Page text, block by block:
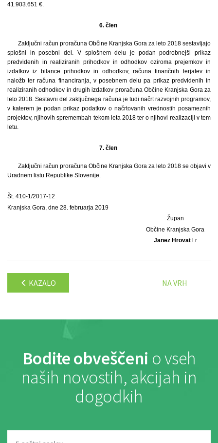
41.903.651 €.
6. člen
Zaključni račun proračuna Občine Kranjska Gora za leto 2018 sestavljajo
splošni in posebni del. V splošnem delu je podan podrobnejši prikaz
predvidenih in realiziranih prihodkov in odhodkov oziroma prejemkov in
izdatkov iz bilance prihodkov in odhodkov, računa finančnih terjatev in
naložb ter računa financiranja, v posebnem delu pa prikaz predvidenih in
realiziranih odhodkov in drugih izdatkov proračuna Občine Kranjska Gora za
leto 2018. Sestavni del zaključnega računa je tudi načrt razvojnih programov,
v katerem je podan prikaz podatkov o načrtovanih vrednostih posameznih
projektov, njihovih spremembah tekom leta 2018 ter o njihovi realizaciji v tem
letu.
7. člen
Zaključni račun proračuna Občine Kranjska Gora za leto 2018 se objavi v
Uradnem listu Republike Slovenije.
Št. 410-1/2017-12
Kranjska Gora, dne 28. februarja 2019
Župan
Občine Kranjska Gora
Janez Hrovat l.r.
KAZALO NA VRH
Bodite obveščeni o vseh
naših novostih, akcijah in
dogodkih